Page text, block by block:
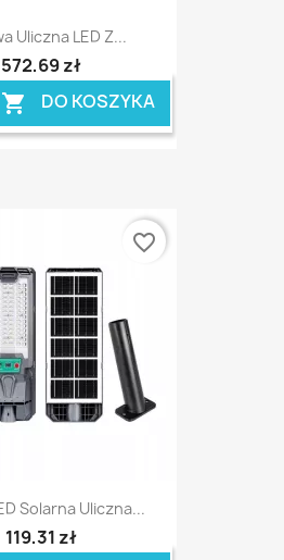
Uliczna LED Z...
572,69 zł
 DO KOSZYKA
Solarna Uliczna...
119,31 zł
favorite_border